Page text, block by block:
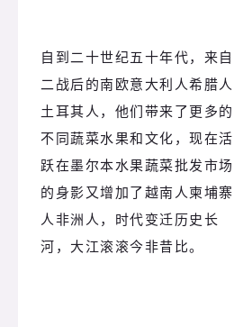
自到二十世纪五十年代，来自
二战后的南欧意大利人希腊人
土耳其人，他们带来了更多的
不同蔬菜水果和文化，现在活
跃在墨尔本水果蔬菜批发市场
的身影又增加了越南人柬埔寨
人非洲人，时代变迁历史长
河，大江滚滚今非昔比。